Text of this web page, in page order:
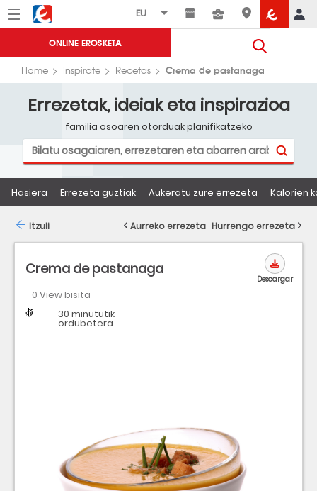
Menú Eroski
ONLINE EROSKETA
Home Inspirate Recetas Crema de pastanaga
Errezetak, ideiak eta inspirazioa
familia osoaren otorduak planifikatzeko
Hasiera Errezeta guztiak Aukeratu zure errezeta Kalorien
Crema de pastanaga
0 View bisita
Zailtasuna
Denbora 30 minututik
ordubetera
Descargar
Itzuli Aurreko errezeta Hurrengo errezeta